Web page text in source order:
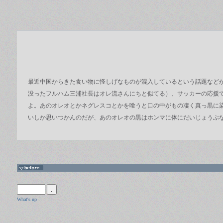
最近中国からきた食い物に怪しげなものが混入しているという話題な
没ったフルハム三浦社長はオレ流さんにちと似てる）、サッカーの応
よ。あのオレオとかネグレスコとかを喰うと口の中がもの凄く真っ黒
いしか思いつかんのだが、あのオレオの黒はホンマに体にだいじょうぶ
What's up